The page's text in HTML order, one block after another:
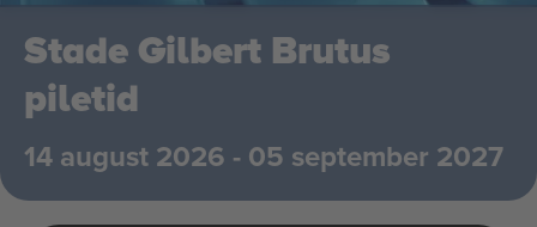
Stade Gilbert Brutus
piletid
14 august 2026 - 05 september 2027